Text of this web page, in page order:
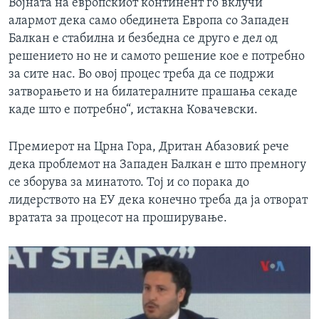
Војната на европскиот континент го вклучи
алармот дека само обединета Европа со Западен
Балкан е стабилна и безбедна се друго е дел од
решението но не и самото решение кое е потребно
за сите нас. Во овој процес треба да се подржи
затворањето и на билатералните прашања секаде
каде што е потребно“, истакна Ковачевски.
Премиерот на Црна Гора, Дритан Абазовиќ рече
дека проблемот на Западен Балкан е што премногу
се зборува за минатото. Тој и со порака до
лидерството на ЕУ дека конечно треба да ја отворат
вратата за процесот на проширување.